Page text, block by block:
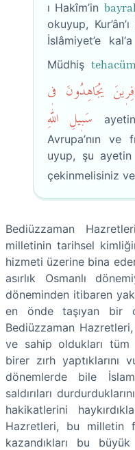
ı Hakîm’in
okuyup,
İslâmiyet’e
Müdhiş
يُجَاهِدُونَ ف۪ي
سَب۪يلِ اللّٰهِ
Avrupa’nın ve
uyup, şu
çekinmelisiniz ve
Bediüzzaman
milletinin tarihsel
hizmeti üzerine bina
asırlık Osmanlı
döneminden itibaren
en önde taşıyan bir
Bediüzzaman
ve sahip oldukları tüm
birer zırh yaptıklarını
dönemlerde bile
saldırıları
hakikatlerini
Hazretleri, bu milletin
kazandıkları bu